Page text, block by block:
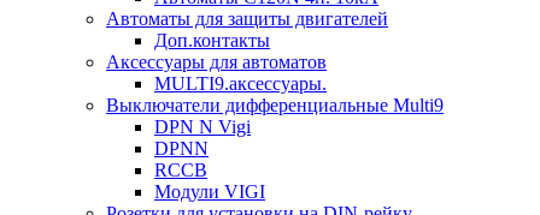
Автоматы для защиты двигателей
Доп.контакты
Аксессуары для автоматов
MULTI9.аксессуары.
Выключатели дифференциальные Multi9
DPN N Vigi
DPNN
RCCB
Модули VIGI